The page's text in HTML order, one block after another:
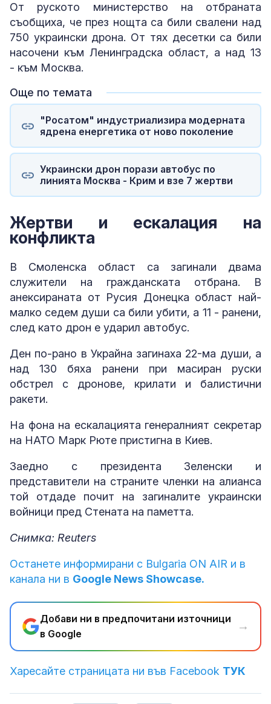
От руското министерство на отбраната
съобщиха, че през нощта са били свалени над
750 украински дрона. От тях десетки са били
насочени към Ленинградска област, а над 13
- към Москва.
Още по темата
"Росатом" индустриализира модерната
ядрена енергетика от ново поколение
Украински дрон порази автобус по
линията Москва - Крим и взе 7 жертви
Жертви и ескалация на
конфликта
В Смоленска област са загинали двама
служители на гражданската отбрана. В
анексираната от Русия Донецка област най-
малко седем души са били убити, а 11 - ранени,
след като дрон е ударил автобус.
Ден по-рано в Украйна загинаха 22-ма души, а
над 130 бяха ранени при масиран руски
обстрел с дронове, крилати и балистични
ракети.
На фона на ескалацията генералният секретар
на НАТО Марк Рюте пристигна в Киев.
Заедно с президента Зеленски и
представители на страните членки на алианса
той отдаде почит на загиналите украински
войници пред Стената на паметта.
Снимка: Reuters
Останете информирани с Bulgaria ON AIR и в
канала ни в Google News Showcase.
Добави ни в предпочитани източници
в Google
→
Харесайте страницата ни във Facebook ТУК